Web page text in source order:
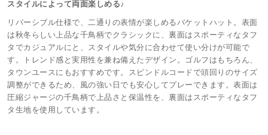
スタイルによって両面楽しめる♪
リバーシブル仕様で、二通りの表情が楽しめるバケットハット。表面
は秋冬らしい上品な千鳥柄でクラシックに、裏面はスポーティなタフ
タでカジュアルにと、スタイルや気分に合わせて使い分けが可能で
す。トレンド感と実用性を兼ね備えたデザイン。ゴルフはもちろん、
タウンユースにもおすすめです。スピンドルコードで頭回りのサイズ
調整ができるため、風の強い日でも安心してプレーできます。表面は
圧縮ジャージの千鳥柄で上品さと保温性を、裏面はスポーティなタフ
タ生地を使用しています。